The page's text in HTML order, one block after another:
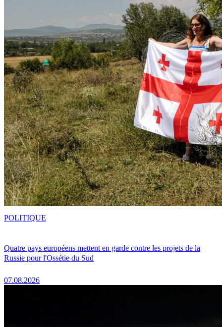
Quatre pays européens mettent en garde contre les projets de la
Russie pour l'Ossétie du Sud
07.08.2026
POLITIQUE